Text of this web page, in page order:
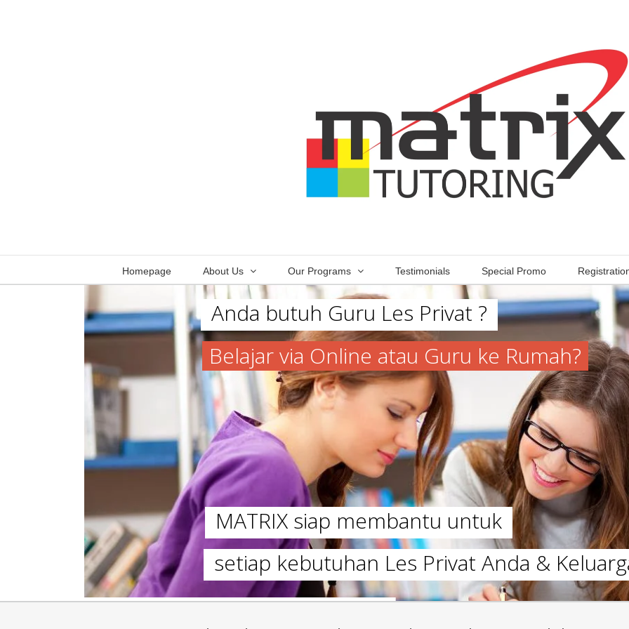
Homepage About Us Our Programs Testimonials Special Promo
Anda butuh Guru Les Privat ?
Belajar via Online atau Guru ke Rumah?
MATRIX siap membantu untuk
setiap kebutuhan Les Privat Anda &